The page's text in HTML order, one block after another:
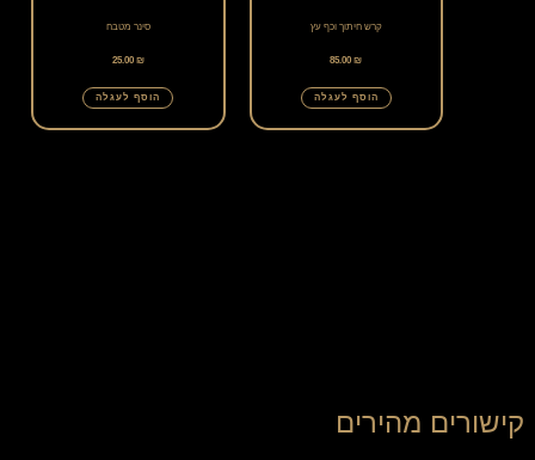
קישורים מהירים
קרש חיתוך וכף עץ
85.00₪
הוסף לעגלה
סינר מטבח
25.00 ₪
הוסף לעגלה